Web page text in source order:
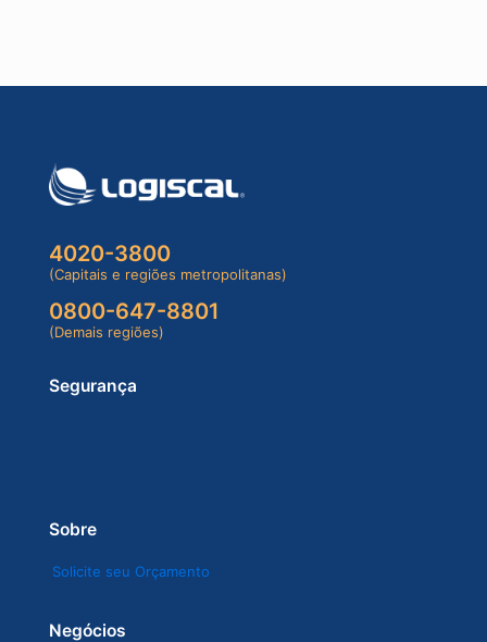
4020-3800
(Capitais e regiões metropolitanas)
0800-647-8801
(Demais regiões)
Segurança
Sobre
Solicite seu Orçamento
Negócios